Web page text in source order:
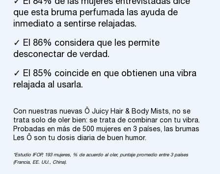
✓ El 84% de las mujeres entrevistadas dice
que esta bruma perfumada las ayuda de
inmediato a sentirse relajadas.
✓ El 86% considera que les permite
desconectar de verdad.
✓ El 85% coincide en que obtienen una vibra
relajada al usarla.
Con nuestras nuevas Ô Juicy Hair & Body Mists, no se
trata solo de oler bien: se trata de combinar con tu vibra.
Probadas en más de 500 mujeres en 3 países, las brumas
Les Ô son tu dosis diaria de buen humor.​
*Estudio IFOP, 193 mujeres, % de acuerdo al oler, puntaje promedio entre 3 países
(Francia, EE. UU., China).​